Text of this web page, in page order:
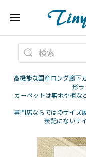
高機能な国産ロング廊下
形ラ
カーペットは無地や柄な
専門店ならではのサイズ
表記にないサ